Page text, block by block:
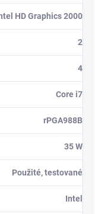
HD Graphics 2000
2
4
Core i7
rPGA988B
35 W
Použité, testované
Intel